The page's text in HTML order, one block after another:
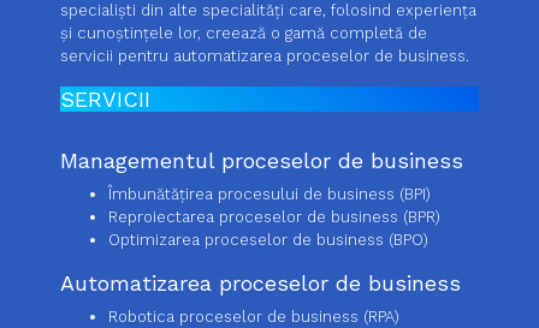
specialiști din alte specialități care, folosind experiența
și cunoștințele lor, creează o gamă completă de
servicii pentru automatizarea proceselor de business.
SERVICII
Managementul proceselor de business
Îmbunătățirea procesului de business (BPI)
Reproiectarea proceselor de business (BPR)
Optimizarea proceselor de business (BPO)
Automatizarea proceselor de business
Robotica proceselor de business (RPA)